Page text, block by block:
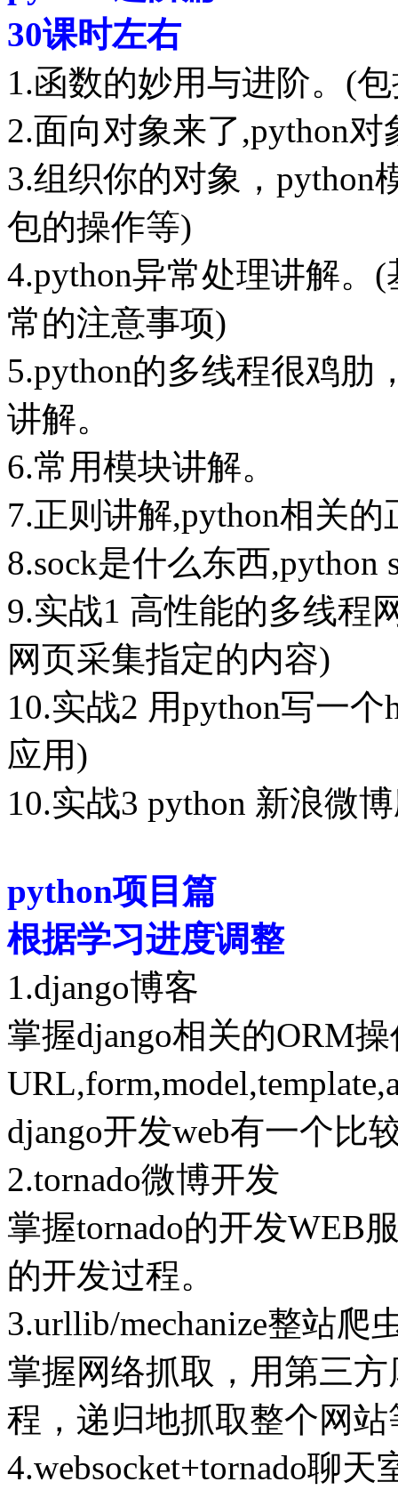
30课时左右
1.函数的妙用与进阶。(
2.面向对象来了,python
3.组织你的对象，python
包的操作等)
4.python异常处理讲解。
常的注意事项)
5.python的多线程很鸡肋
讲解。
6.常用模块讲解。
7.正则讲解,python相关的
8.sock是什么东西,python
9.实战1 高性能的多线程
网页采集指定的内容)
10.实战2 用python写一
应用)
10.实战3 python 新浪微
python项目篇
根据学习进度调整
1.django博客
掌握django相关的ORM
django开发web有一个比
2.tornado微博开发
掌握tornado的开发WEB
的开发过程。
3.urllib/mechanize整站爬
掌握网络抓取，用第三
程，递归地抓取整个网站
4.websocket+tornado聊天